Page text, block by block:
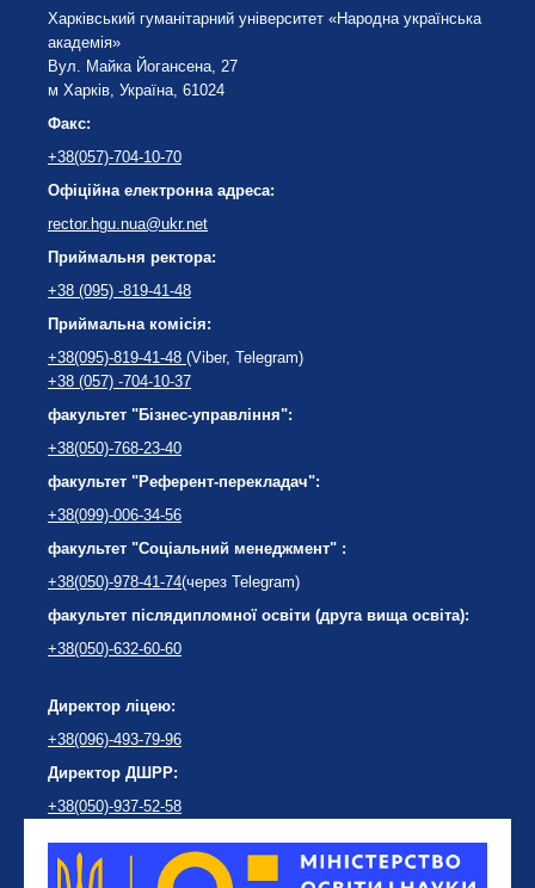
Харківський гуманітарний університет «Народна українська
академія»
Вул. Майка Йогансена, 27
м Харків, Україна, 61024
Факс:
+38(057)-704-10-70
Офіційна електронна адреса:
rector.hgu.nua@ukr.net
Приймальня ректора:
+38 (095) -819-41-48
Приймальна комісія:
+38(095)-819-41-48 (Viber, Telegram)
+38 (057) -704-10-37
факультет "Бізнес-управління":
+38(050)-768-23-40
факультет "Референт-перекладач":
+38(099)-006-34-56
факультет "Соціальний менеджмент" :
+38(050)-978-41-74(через Telegram)
факультет післядипломної освіти (друга вища освіта):
+38(050)-632-60-60
Директор ліцею:
+38(096)-493-79-96
Директор ДШРР:
+38(050)-937-52-58